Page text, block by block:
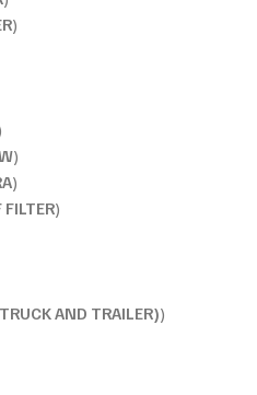
)
)
)
FILTER)
AND TRAILER))